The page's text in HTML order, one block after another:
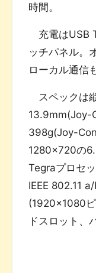
時間。
充電はUSB
ッチパネル。
ローカル通信
スペックは
13.9mm(Joy-
398g(Joy-
1280×720の
Tegraプロセ
IEEE 802.11
(1920×1080
ドスロット、